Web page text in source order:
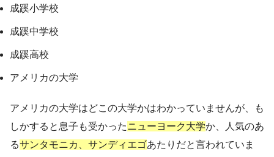
成蹊小学校
成蹊中学校
成蹊高校
アメリカの大学
アメリカの大学はどこの大学かはわかっていませんが、も
しかすると息子も受かったニューヨーク大学か、人気のあ
るサンタモニカ、サンディエゴあたりだと言われていま